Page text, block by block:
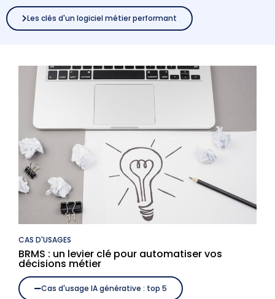
Les clés d'un logiciel métier performant
CAS D'USAGES
BRMS : un levier clé pour automatiser vos
décisions métier
Cas d'usage IA générative : top 5